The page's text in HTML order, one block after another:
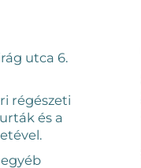
utca 6.
régészeti
és a